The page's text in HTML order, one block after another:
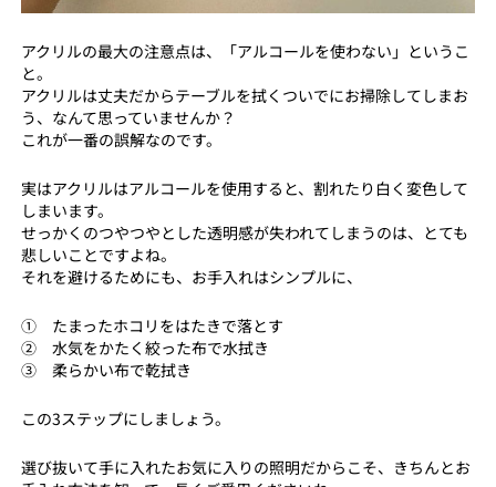
アクリルの最大の注意点は、「アルコールを使わない」というこ
と。
アクリルは丈夫だからテーブルを拭くついでにお掃除してしまお
う、なんて思っていませんか？
これが一番の誤解なのです。
実はアクリルはアルコールを使用すると、割れたり白く変色して
しまいます。
せっかくのつやつやとした透明感が失われてしまうのは、とても
悲しいことですよね。
それを避けるためにも、お手入れはシンプルに、
① たまったホコリをはたきで落とす
② 水気をかたく絞った布で水拭き
③ 柔らかい布で乾拭き
この3ステップにしましょう。
選び抜いて手に入れたお気に入りの照明だからこそ、きちんとお